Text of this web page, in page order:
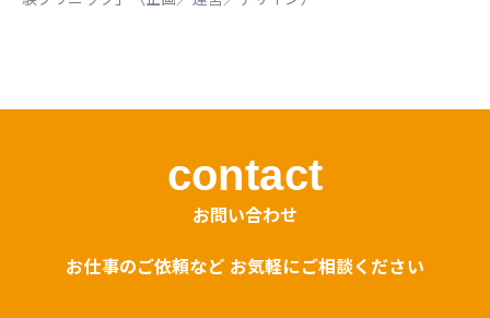
contact
お問い合わせ
お仕事のご依頼など お気軽にご相談ください